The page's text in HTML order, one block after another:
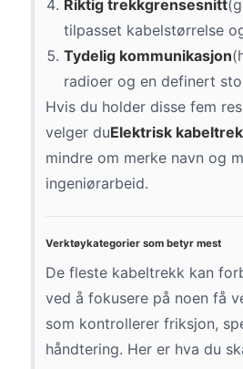
Riktig trekkgrensesnitt
tilpasset kabelstørrelse
Tydelig kommunikasjon
radioer og en definert
Hvis du holder disse fem
velger duElektrisk
mindre om merke navn og
ingeniørarbeid.
Verktøykategorier som betyr mest
De fleste kabeltrekk kan
ved å fokusere på noen få
som kontrollerer friksjon,
håndtering. Her er hva du